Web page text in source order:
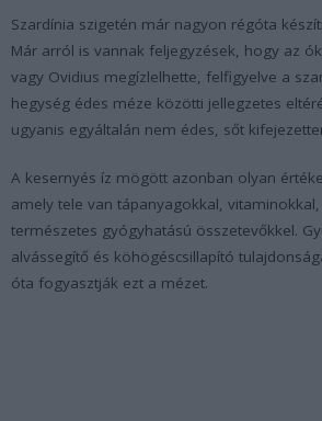
Szardínia szigetén már nagyon régóta
Már arról is vannak feljegyzések, hogy az
vagy Ovidius megízlelhette, felfigyelve a
hegység édes méze közötti jellegzetes
ugyanis egyáltalán nem édes, sőt
A kesernyés íz mögött azonban olyan
amely tele van tápanyagokkal,
természetes gyógyhatású összetevőkkel.
alvássegítő és köhögéscsillapító
óta fogyasztják ezt a mézet.